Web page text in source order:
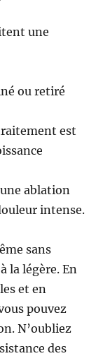
une
ou retiré
est
ablation
intense.
sans
la légère. En
et en
pouvez
N’oubliez
des